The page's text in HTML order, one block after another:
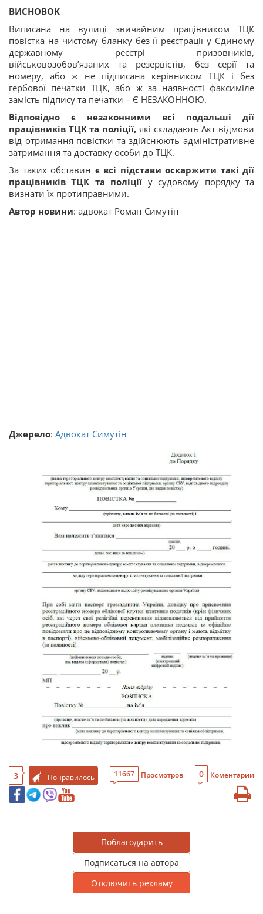
ВИСНОВОК
Виписана на вулиці звичайним працівником ТЦК
повістка на чистому бланку без її реєстрації у Єдиному
державному реєстрі призовників,
військовозобов’язаних та резервістів, без серії та
номеру, або ж не підписана керівником ТЦК і без
гербової печатки ТЦК, або ж за наявності факсиміле
замість підпису та печатки – Є НЕЗАКОННОЮ.
Відповідно є незаконними всі подальші дії
працівників ТЦК та поліції, які складають Акт відмови
від отримання повістки та здійснюють адміністративне
затримання та доставку особи до ТЦК.
За таких обставин є всі підстави оскаржити такі дії
працівників ТЦК та поліції у судовому порядку та
визнати їх протиправними.
Автор новини: адвокат Роман Симутін
Джерело: Адвокат Симутін
3 Понравилось 11667 Просмотров 0 Коментарии
Поблагодарить
Подписаться на автора
Отключить рекламу